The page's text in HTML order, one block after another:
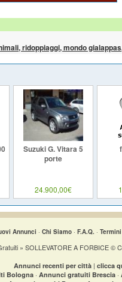
ridoppiaggi, mondo
Suzuki G. Vitara 5
porte
24.900,00€
Annunci · Chi Siamo · F.A.Q. ·
» SOLLEVATORE A FORBICE ©
Annunci recenti per città | clicca
Bologna · Annunci gratuiti Brescia ·